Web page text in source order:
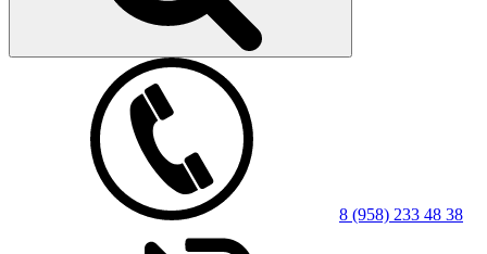
8 (958) 233 48 38